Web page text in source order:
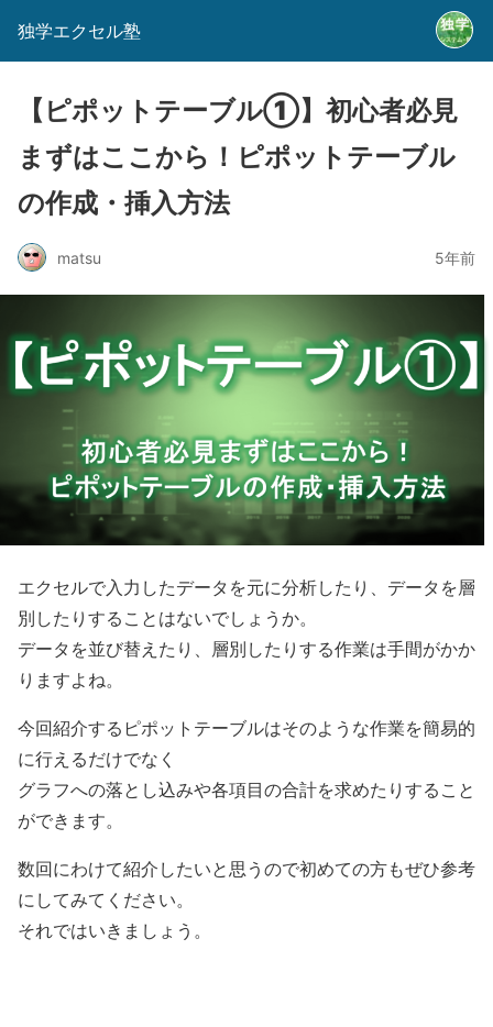
独学エクセル塾
【ピポットテーブル①】初心者必見
まずはここから！ピポットテーブル
の作成・挿入方法
matsu 5年前
エクセルで入力したデータを元に分析したり、データを層
別したりすることはないでしょうか。
データを並び替えたり、層別したりする作業は手間がかか
りますよね。
今回紹介するピポットテーブルはそのような作業を簡易的
に行えるだけでなく
グラフへの落とし込みや各項目の合計を求めたりすること
ができます。
数回にわけて紹介したいと思うので初めての方もぜひ参考
にしてみてください。
それではいきましょう。